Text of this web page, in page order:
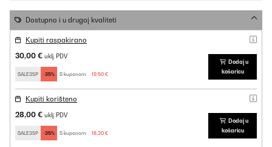
Dostupno i u drugoj kvaliteti
Kupiti raspakirano
30,00 € uklj. PDV
SALE35P -35% S kuponom: 19,50 €
Dodaj u
košaricu
Kupiti korišteno
28,00 € uklj. PDV
SALE35P -35% S kuponom: 18,20 €
Dodaj u
košaricu